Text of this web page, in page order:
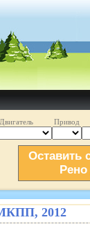
Двигатель Привод
Оставить
Рено
2012